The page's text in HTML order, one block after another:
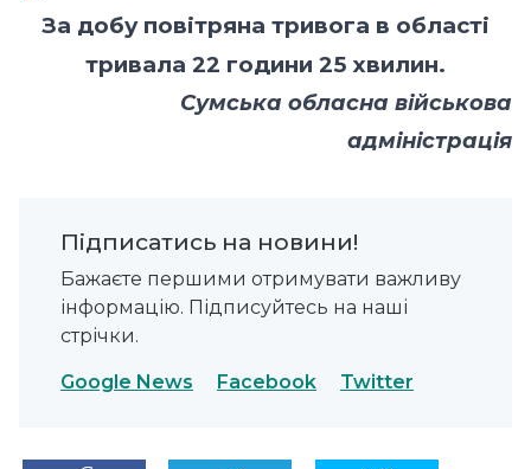
За добу повітряна тривога в області
тривала 22 години 25 хвилин.
Сумська обласна військова
адміністрація
Підписатись на новини!
Бажаєте першими отримувати важливу
інформацію. Підписуйтесь на наші
стрічки.
Google News Facebook Twitter